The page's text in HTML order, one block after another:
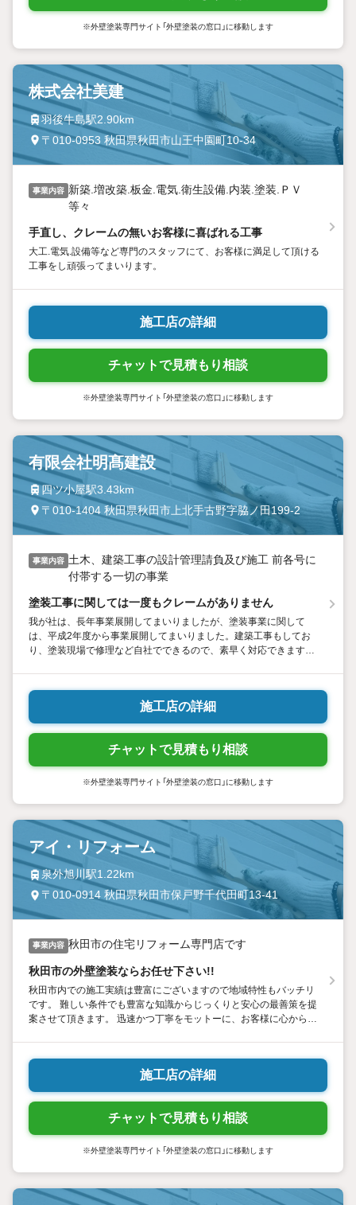
※外壁塗装専門サイト「外壁塗装の窓口」に移動します
株式会社美建
羽後牛島駅2.90km
〒010-0953 秋田県秋田市山王中園町10-34
事業内容 新築.増改築.板金.電気.衛生設備.内装.塗装.ＰＶ
等々
手直し、クレームの無いお客様に喜ばれる工事
大工.電気.設備等など専門のスタッフにて、お客様に満足して頂ける
工事をし頑張ってまいります。
施工店の詳細
チャットで見積もり相談
※外壁塗装専門サイト「外壁塗装の窓口」に移動します
有限会社明髙建設
四ツ小屋駅3.43km
〒010-1404 秋田県秋田市上北手古野字脇ノ田199-2
事業内容 土木、建築工事の設計管理請負及び施工 前各号に
付帯する一切の事業
塗装工事に関しては一度もクレームがありません
我が社は、長年事業展開してまいりましたが、塗装事業に関して
は、平成2年度から事業展開してまいりました。建築工事もしてお
り、塗装現場で修理など自社でできるので、素早く対応できます。
施工店の詳細
チャットで見積もり相談
※外壁塗装専門サイト「外壁塗装の窓口」に移動します
アイ・リフォーム
泉外旭川駅1.22km
〒010-0914 秋田県秋田市保戸野千代田町13-41
事業内容 秋田市の住宅リフォーム専門店です
秋田市の外壁塗装ならお任せ下さい!!
秋田市内での施工実績は豊富にございますので地域特性もバッチリ
です。 難しい条件でも豊富な知識からじっくりと安心の最善策を提
案させて頂きます。 迅速かつ丁寧をモットーに、お客様に心からご
施工店の詳細
チャットで見積もり相談
※外壁塗装専門サイト「外壁塗装の窓口」に移動します